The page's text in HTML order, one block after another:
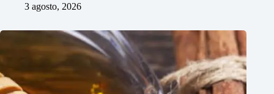
3 agosto, 2026